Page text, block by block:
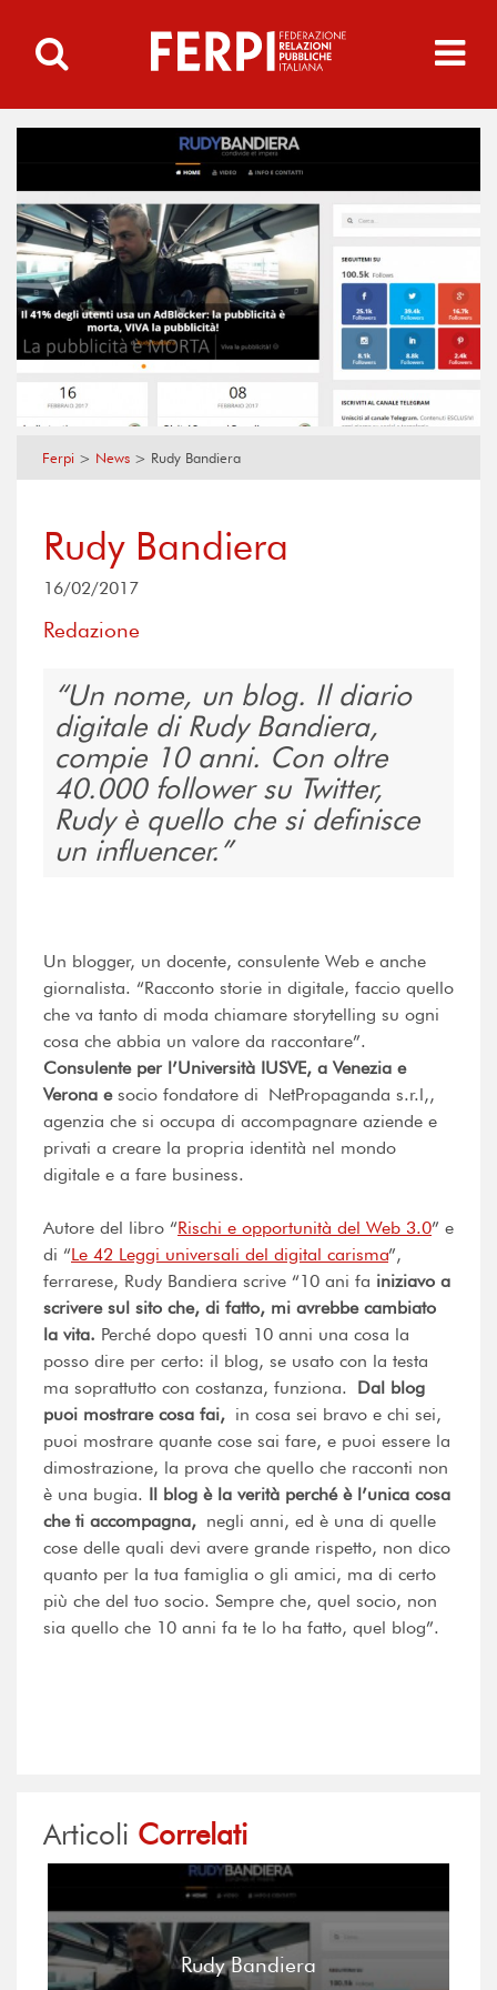
Ferpi > News > Rudy Bandiera
Rudy Bandiera
16/02/2017
Redazione
Un nome, un blog. Il diario
digitale di Rudy Bandiera,
compie 10 anni. Con oltre
40.000 follower su Twitter,
Rudy è quello che si definisce
un influencer.
Un blogger, un docente, consulente Web e anche
giornalista. “Racconto storie in digitale, faccio quello
che va tanto di moda chiamare storytelling su ogni
cosa che abbia un valore da raccontare”.
Consulente per l’Università IUSVE, a Venezia e
Verona e socio fondatore di NetPropaganda s.r.l,,
agenzia che si occupa di accompagnare aziende e
privati a creare la propria identità nel mondo
digitale e a fare business.
Autore del libro “Rischi e opportunità del Web 3.0” e
di “Le 42 Leggi universali del digital carisma”,
ferrarese, Rudy Bandiera scrive “10 ani fa iniziavo a
scrivere sul sito che, di fatto, mi avrebbe cambiato
la vita. Perché dopo questi 10 anni una cosa la
posso dire per certo: il blog, se usato con la testa
ma soprattutto con costanza, funziona. Dal blog
puoi mostrare cosa fai, in cosa sei bravo e chi sei,
puoi mostrare quante cose sai fare, e puoi essere la
dimostrazione, la prova che quello che racconti non
è una bugia. Il blog è la verità perché è l’unica cosa
che ti accompagna, negli anni, ed è una di quelle
cose delle quali devi avere grande rispetto, non dico
quanto per la tua famiglia o gli amici, ma di certo
più che del tuo socio. Sempre che, quel socio, non
sia quello che 10 anni fa te lo ha fatto, quel blog”.
Articoli Correlati
Rudy Bandiera